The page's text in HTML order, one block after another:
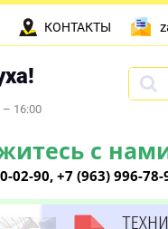
16:00
с
02-90, +7 (963) 996-78-
КОНТАКТЫ